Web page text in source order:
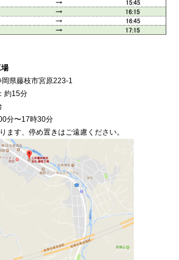
県藤枝市宮原223-1
約15分
分〜17時30分
す、停め置きはご遠慮ください。